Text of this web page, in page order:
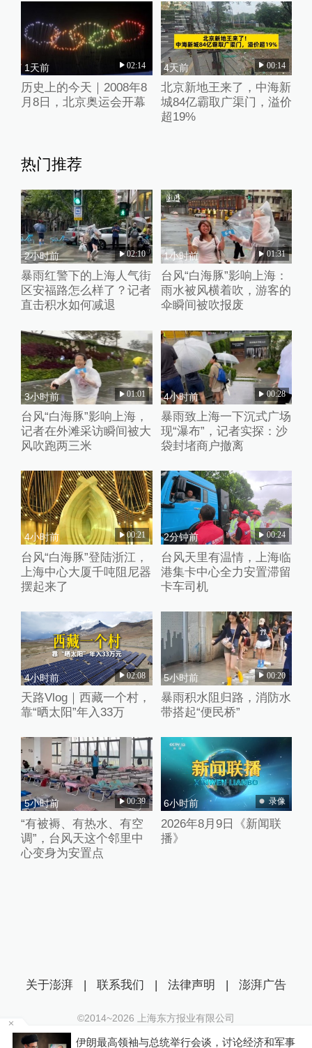
事供应票商
1天前 02:14
历史上的今天｜2008年8
月8日，北京奥运会开幕
4天前 00:14
北京新地王来了，中海新
城84亿霸取广渠门，溢价
超19%
热门推荐
2小时前 02:10
暴雨红警下的上海人气街
区安福路怎么样了？记者
直击积水如何减退
1小时前 01:31
台风“白海豚”影响上海：
雨水被风横着吹，游客的
伞瞬间被吹报废
3小时前 01:01
台风“白海豚”影响上海，
记者在外滩采访瞬间被大
风吹跑两三米
4小时前 00:28
暴雨致上海一下沉式广场
现“瀑布”，记者实探：沙
袋封堵商户撤离
4小时前 00:21
台风“白海豚”登陆浙江，
上海中心大厦千吨阻尼器
摆起来了
2分钟前 00:24
台风天里有温情，上海临
港集卡中心全力安置滞留
卡车司机
4小时前 02:08
天路Vlog｜西藏一个村，
靠“晒太阳”年入33万
5小时前 00:20
暴雨积水阻归路，消防水
带搭起“便民桥”
5小时前 00:39
“有被褥、有热水、有空
调”，台风天这个邻里中
心变身为安置点
6小时前 录像
2026年8月9日《新闻联
播》
会谈，讨论经济和军事
关于澎湃 | 联系我们 | 法律声明 | 澎湃广告
©2014~2026 上海东方报业有限公司
沪ICP证：沪B2-20170116 | 沪ICP备14003370号